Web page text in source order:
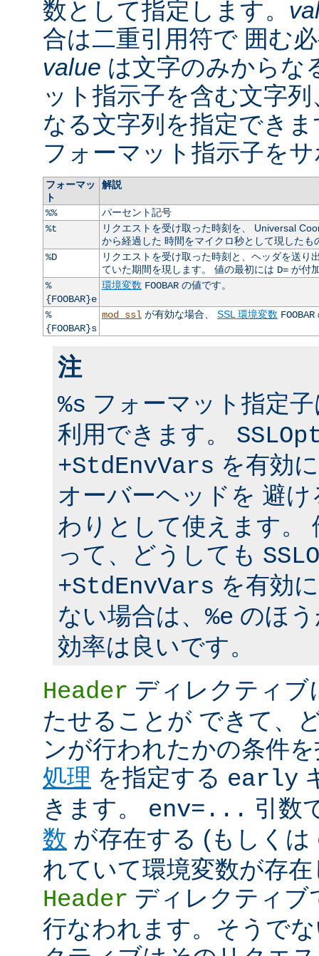
数として指定します。
合は二重引用符で 囲む
value は文字のみからな
ット指示子を含む文字
なる文字列を指定でき
フォーマット指示子を
フォーマッ
ト
解説
%%
パーセント記号
%t
リクエストを受け取った時刻を、 Universal
から経過した 時間をマイクロ秒として現した
%D
リクエストを受け取った時刻と、ヘッダを送
ていた期間を現します。 値の最初には D=が付
%
{FOOBAR}e
環境変数 FOOBARの値です。
%
{FOOBAR}s
mod_ssl が有効な場合、 SSL 環境変数 FOOBAR
注
%s フォーマット指定
利用できます。
+StdEnvVars を有効
オーバーヘッドを 避け
わりとして使えます。
って、どうしても
+StdEnvVars を有効
ない場合は、 %e のほ
効率は良いです。
Header ディレクティブ
たせることが できて、
ンが行われたかの条件
処理 を指定する early
きます。 env=... 引数
数 が存在する (もしくは
れていて環境変数が存
Header ディレクティブ
行なわれます。そうで